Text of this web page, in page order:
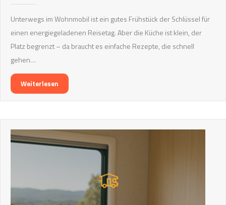
Unterwegs im Wohnmobil ist ein gutes Frühstück der Schlüssel für
einen energiegeladenen Reisetag. Aber die Küche ist klein, der
Platz begrenzt – da braucht es einfache Rezepte, die schnell
gehen…
Weiterlesen